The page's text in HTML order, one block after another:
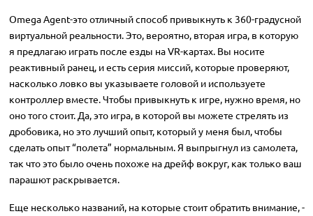
Omega Agent-это отличный способ привыкнуть к 360-градусной
виртуальной реальности. Это, вероятно, вторая игра, в которую
я предлагаю играть после езды на VR-картах. Вы носите
реактивный ранец, и есть серия миссий, которые проверяют,
насколько ловко вы указываете головой и используете
контроллер вместе. Чтобы привыкнуть к игре, нужно время, но
оно того стоит. Да, это игра, в которой вы можете стрелять из
дробовика, но это лучший опыт, который у меня был, чтобы
сделать опыт “полета” нормальным. Я выпрыгнул из самолета,
так что это было очень похоже на дрейф вокруг, как только ваш
парашют раскрывается.
Еще несколько названий, на которые стоит обратить внимание, -